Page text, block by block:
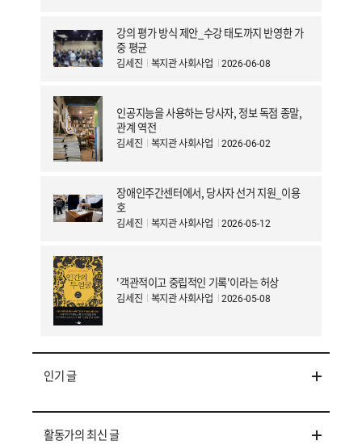
강의 평가 방식 제안_수강 태도까지 반영한 가
중 평균
김세진 복지관 사회사업 2026-06-08
인공지능을 사용하는 당사자, 정보 독점 종말,
관계 역전
김세진 복지관 사회사업 2026-06-02
장애인주간센터에서, 당사자 선거 지원_이용
호
김세진 복지관 사회사업 2026-05-12
'객관적이고 중립적인 기록'이라는 허상
김세진 복지관 사회사업 2026-05-08
인기 글
활동가의 최신 글